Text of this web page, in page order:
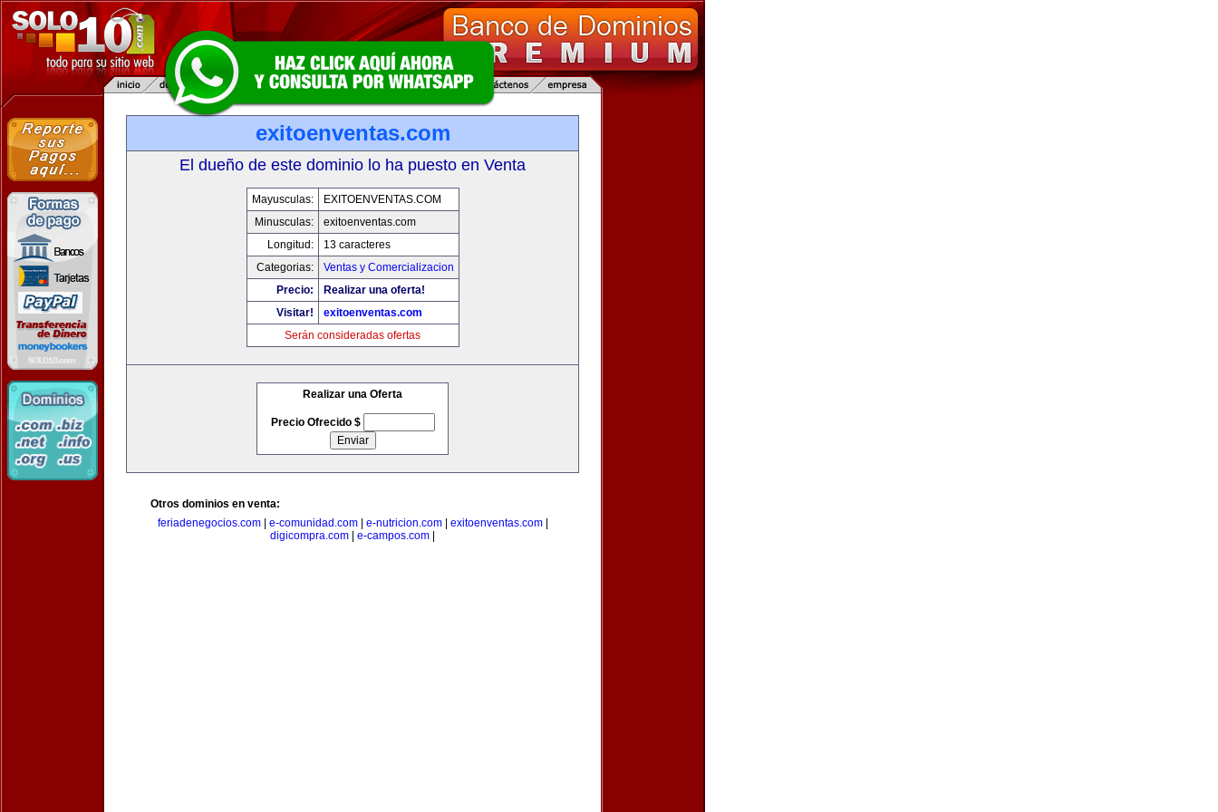
exitoenventas.com
El dueño de este dominio lo ha puesto en Venta
Mayusculas:
EXITOENVENTAS.COM
Minusculas:
exitoenventas.com
Longitud:
13 caracteres
Categorias:
Ventas y Comercializacion
Precio:
Realizar una oferta!
Visitar!
exitoenventas.com
Serán consideradas ofertas
Realizar una Oferta
Precio Ofrecido $
Otros dominios en venta:
feriadenegocios.com| e-comunidad.com| e-nutricion.com| exitoenventas.com|
digicompra.com
e-campos.com